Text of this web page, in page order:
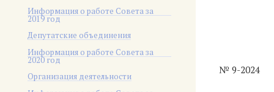
Информация о работе Совета за
2019 год
Депутатские объединения
Информация о работе Совета за
2020 год
Организация деятельности
№ 9-2024